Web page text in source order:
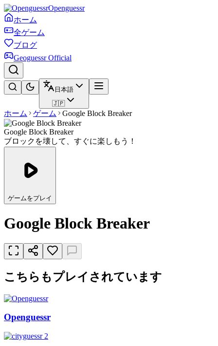
Openguessr
ホーム
全ゲーム
ブログ
Geoguessr Official
日本語
🇯🇵
ホーム ゲーム Google Block Breaker
Google Block Breaker
ブロックを壊して、すぐに楽しもう！
ゲームをプレイ
Google Block Breaker
こちらもプレイされています
Openguessr